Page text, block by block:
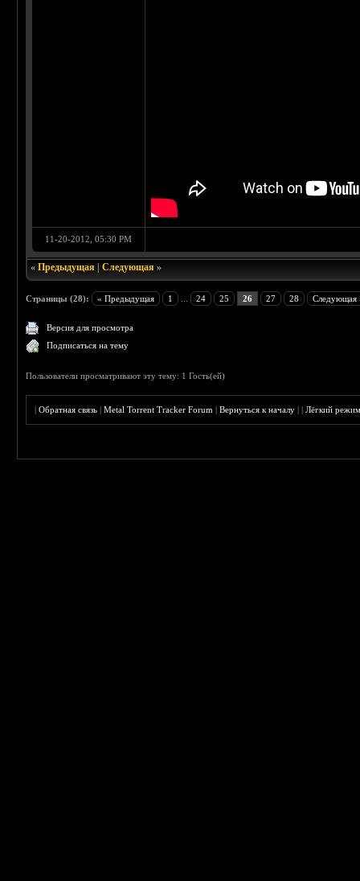
11-20-2012, 05:30 PM
«Предыдущая |Следующая »
Страницы (28): « Предыдущая 1 24 25 26 27 28 Следующая
Версия для просмотра
Подписаться на тему
Пользователи просматривают эту тему: 1 Гость(ей)
|Обратная связь |Metal Torrent Tracker Forum |Вернуться к началу ||Лёгкий